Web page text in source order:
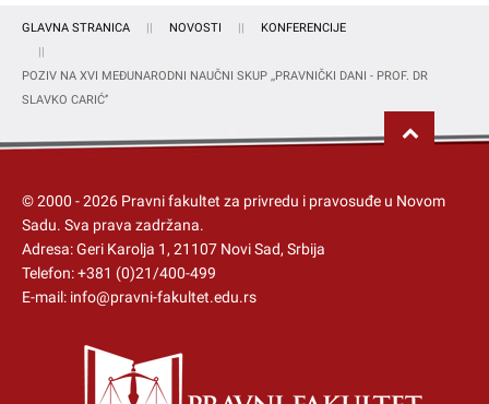
GLAVNA STRANICA NOVOSTI KONFERENCIJE
POZIV NA XVI MEĐUNARODNI NAUČNI SKUP ,,PRAVNIČKI DANI - PROF. DR
SLAVKO CARIĆ’’
© 2000 -2026 Pravni fakultet za privredu i pravosuđe u Novom
Sadu. Sva prava zadržana.
Adresa: Geri Karolja 1, 21107 Novi Sad, Srbija
Telefon:+381 (0)21/400-499
E-mail: info@pravni-fakultet.edu.rs